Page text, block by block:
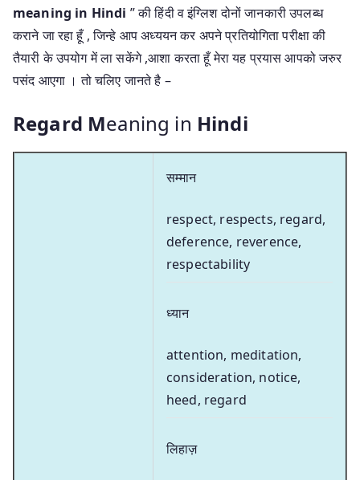
meaning in Hindi ” की हिंदी व इंग्लिश दोनों जानकारी उपलब्ध
कराने जा रहा हूँ , जिन्हे आप अध्ययन कर अपने प्रतियोगिता परीक्षा की
तैयारी के उपयोग में ला सकेंगे ,आशा करता हूँ मेरा यह प्रयास आपको जरुर
पसंद आएगा । तो चलिए जानते है –
Regard Meaning in Hindi
सम्मान
respect, respects, regard,
deference, reverence,
respectability
ध्यान
attention, meditation,
consideration, notice,
heed, regard
लिहाज़